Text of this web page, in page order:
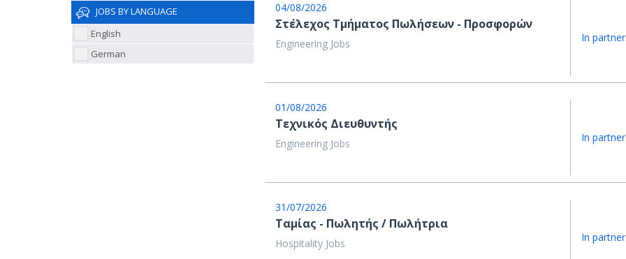
JOBS BY LANGUAGE
English
German
04/08/2026
Στέλεχος Τμήματος Πωλήσεων - Προσφορών
Engineering Jobs In
01/08/2026
Τεχνικός Διευθυντής
Engineering Jobs In
31/07/2026
Ταμίας - Πωλητής / Πωλήτρια
Hospitality Jobs In